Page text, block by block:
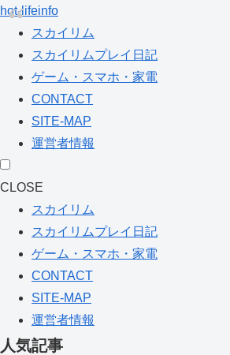
hot-lifeinfo
スカイリム
スカイリムプレイ日記
ゲーム・スマホ・家電
CONTACT
SITE-MAP
運営者情報
CLOSE
スカイリム
スカイリムプレイ日記
ゲーム・スマホ・家電
CONTACT
SITE-MAP
運営者情報
人気記事